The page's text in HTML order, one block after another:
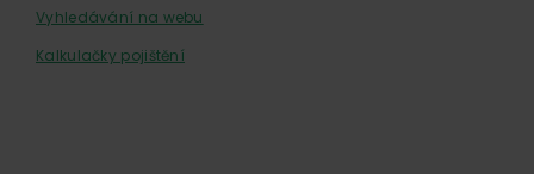
Vyhledávání na webu
Kalkulačky pojištění